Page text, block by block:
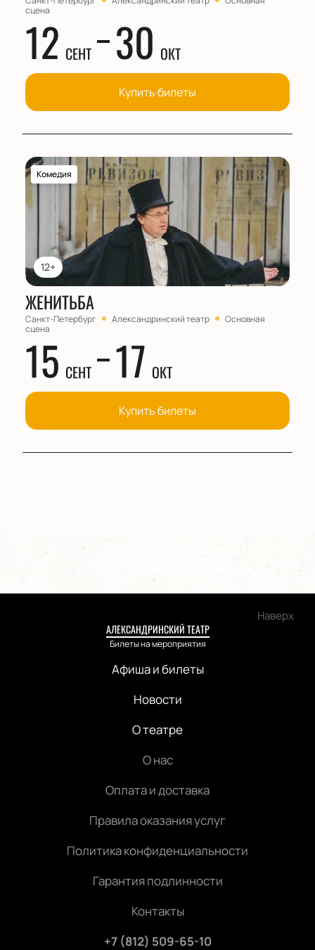
сцена
12 СЕНТ 30 ОКТ
Купить билеты
12+
Комедия
ЖЕНИТЬБА
Санкт-Петербург Александринский театр
Основная
сцена
15 СЕНТ 17 ОКТ
Купить билеты
Наверх
АЛЕКСАНДРИНСКИЙ ТЕАТР
Билеты на мероприятия
Афиша и билеты
Новости
О театре
О нас
Оплата и доставка
Правила оказания услуг
Политика конфиденциальности
Гарантия подлинности
Контакты
+7 (812) 509-65-10